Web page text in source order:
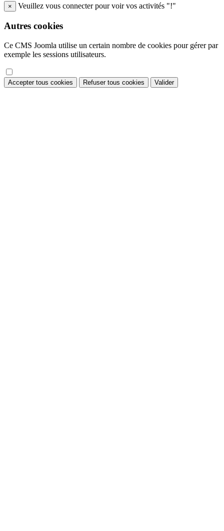
× Veuillez vous connecter pour voir vos activités "!"
Autres cookies
Ce CMS Joomla utilise un certain nombre de cookies pour gérer par
exemple les sessions utilisateurs.
Accepter tous cookies Refuser tous cookies Valider